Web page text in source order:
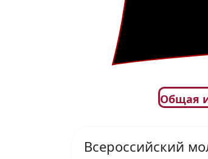
Общая
Всероссийский